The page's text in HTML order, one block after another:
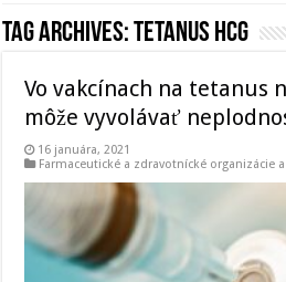
Tag Archives:tetanus hcg
Vo vakcínach na tetanus
môže vyvolávať
16 januára, 2021
Farmaceutické a zdravotnícké organizácie